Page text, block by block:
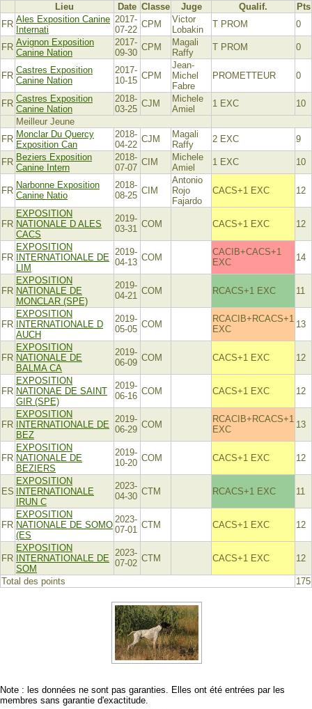
Lieu Date Classe Juge Qualif.
Pts
FR Ales Exposition Canine
Internati
2017-
07-22
CPM
Victor
Lobakin
T PROM 0
FR Avignon Exposition
Canine Nation
2017-
09-30
CPM
Magali
Raffy
T PROM 0
FR
Castres Exposition
Canine Nation
2017-
10-15 CPM
Jean-
Michel
Fabre
PROMETTEUR 0
FR Castres Exposition
Canine Nation
2018-
03-25
CJM
Michele
Amiel
1 EXC
10
Meilleur Jeune
FR Monclar Du Quercy
Exposition Can
2018-
04-22
CJM
Magali
Raffy
2 EXC 9
FR Beziers Exposition
Canine Intern
2018-
07-07
CIM
Michele
Amiel
1 EXC 10
FR
Narbonne Exposition
Canine Natio
2018-
08-25 CIM
Antonio
Rojo
Fajardo
CACS+1 EXC 12
FR
EXPOSITION
NATIONALE D ALES
CACS
2019-
03-31 COM CACS+1 EXC 12
FR
EXPOSITION
INTERNATIONALE DE
LIM
2019-
04-13 COM
CACIB+CACS+1
EXC
14
FR
EXPOSITION
NATIONALE DE
MONCLAR (SPE)
2019-
04-21 COM RCACS+1 EXC 11
FR
EXPOSITION
INTERNATIONALE D
AUCH
2019-
05-05 COM
RCACIB+RCACS+1
EXC
13
FR
EXPOSITION
NATIONALE DE
BALMA CA
2019-
06-09 COM CACS+1 EXC 12
FR
EXPOSITION
NATIONAE DE SAINT
GIR (SPE)
2019-
06-16 COM CACS+1 EXC 12
FR
EXPOSITION
INTERNATIONALE DE
BEZ
2019-
06-29 COM
RCACIB+RCACS+1
EXC
13
FR
EXPOSITION
NATIONALE DE
BEZIERS
2019-
10-20 COM CACS+1 EXC 12
ES
EXPOSITION
INTERNATIONALE
IRUN C
2023-
04-30 CTM RCACS+1 EXC 11
FR
EXPOSITION
NATIONALE DE SOMO
(ES
2023-
07-01 CTM CACS+1 EXC 12
FR
EXPOSITION
INTERNATIONALE DE
SOM
2023-
07-02 CTM CACS+1 EXC 12
Total des points 175
Note : les données ne sont pas garanties. Elles ont été entrées par les
membres sans garantie d'exactitude.